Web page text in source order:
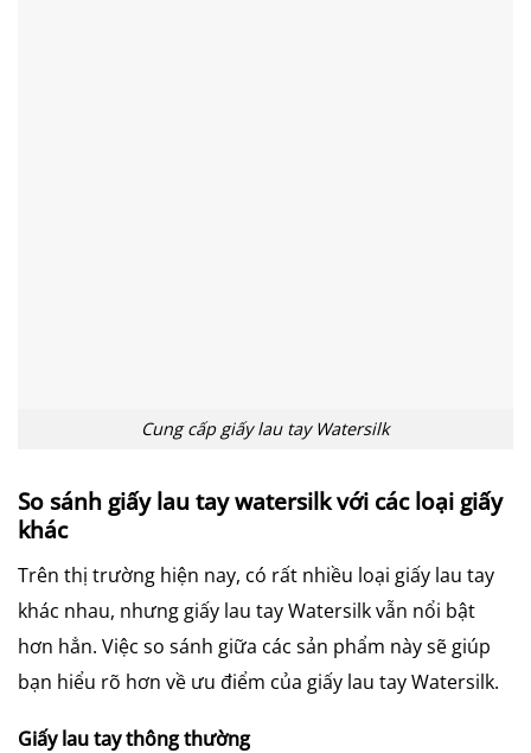
Cung cấp giấy lau tay Watersilk
So sánh giấy lau tay watersilk với các loại giấy
khác
Trên thị trường hiện nay, có rất nhiều loại giấy lau tay
khác nhau, nhưng giấy lau tay Watersilk vẫn nổi bật
hơn hẳn. Việc so sánh giữa các sản phẩm này sẽ giúp
bạn hiểu rõ hơn về ưu điểm của giấy lau tay Watersilk.
Giấy lau tay thông thường